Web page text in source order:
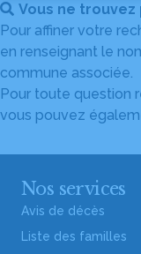
Vous ne trouvez
Pour affiner votre
en renseignant le
commune associée.
Pour toute question
vous pouvez
Nos services
Avis de décès
Liste des familles